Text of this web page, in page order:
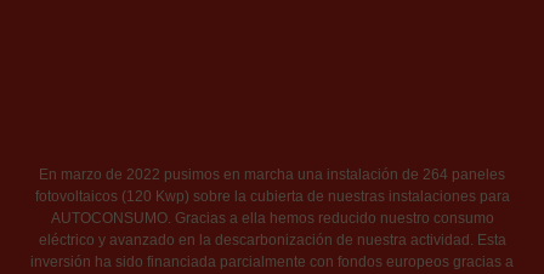
En marzo de 2022 pusimos en marcha una instalación de 264 paneles
fotovoltaicos (120 Kwp) sobre la cubierta de nuestras instalaciones para
AUTOCONSUMO. Gracias a ella hemos reducido nuestro consumo
eléctrico y avanzado en la descarbonización de nuestra actividad. Esta
inversión ha sido financiada parcialmente con fondos europeos gracias a